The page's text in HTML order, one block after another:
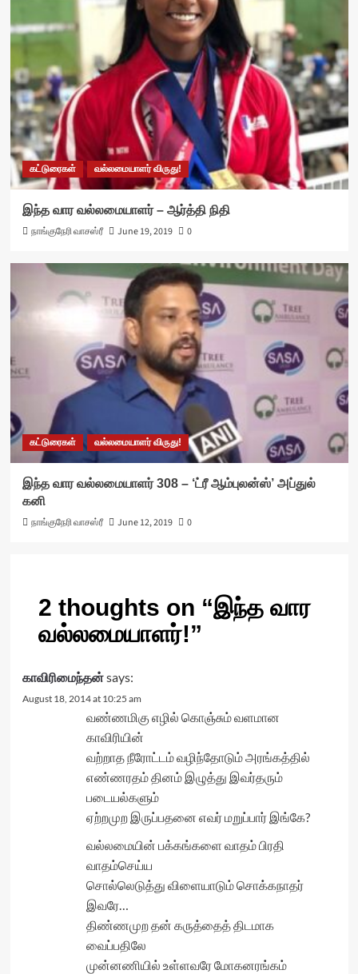
கட்டுரைகள் வல்லமையாளர் விருது!
இந்த வார வல்லமையாளர் – ஆர்த்தி நிதி
நாங்குநேரி வாசஸ்ரீ
June 19, 2019 0
கட்டுரைகள் வல்லமையாளர் விருது!
இந்த வார வல்லமையாளர் 308 – ‘ட்ரீ ஆம்புலன்ஸ்’ அப்துல்
கனி
நாங்குநேரி வாசஸ்ரீ
June 12, 2019 0
2 thoughts on “இந்த வார
வல்லமையாளர்!”
காவிரிமைந்தன்says:
August 18, 2014 at 10:25 am
வண்ணமிகு எழில் கொஞ்சும் வளமான
காவிரியின்
வற்றாத நீரோட்டம் வழிந்தோடும் அரங்கத்தில்
எண்ணரதம் தினம் இழுத்து இவர்தரும்
படையல்களும்
ஏற்றமுற இருப்பதனை எவர் மறுப்பார் இங்கே?
வல்லமையின் பக்கங்களை வாதம் பிரதி
வாதம்செய்ய
சொல்லெடுத்து விளையாடும் சொக்கநாதர்
இவரே…
திண்ணமுற தன் கருத்தைத் திடமாக
வைப்பதிலே
முன்னணியில் உள்ளவரே மோகனரங்கம்